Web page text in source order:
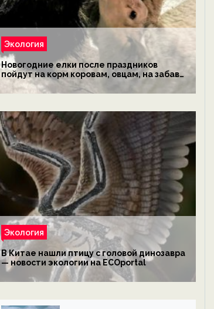
Экология
Новогодние елки после праздников
пойдут на корм коровам, овцам, на забаву
обезьянам, львам и леопардам — новости
экологии на ECOportal
Экология
В Китае нашли птицу с головой динозавра
— новости экологии на ECOportal